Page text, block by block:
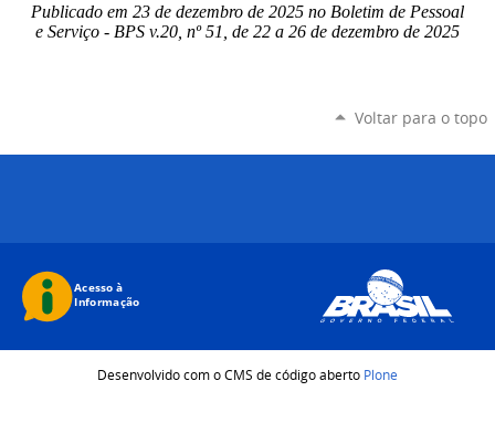
Publicado em 23 de dezembro de 2025 no Boletim de Pessoal
e Serviço - BPS v.20, nº 51, de 22 a 26 de dezembro de 2025
Voltar para o topo
Desenvolvido com o CMS de código aberto Plone